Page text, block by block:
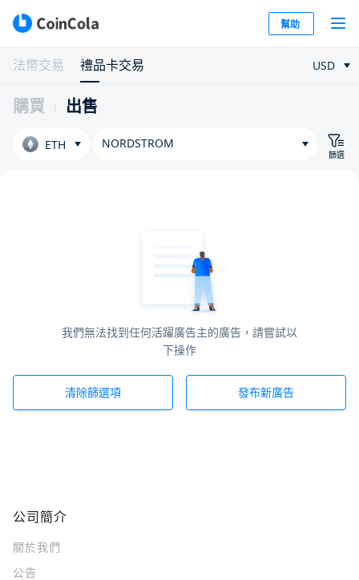
幫助
法幣交易 禮品卡交易 USD
購買 出售
ETH NORDSTROM
篩選
我們無法找到任何活躍廣告主的廣告，請嘗試以
下操作
清除篩選項 發布新廣告
公司簡介
關於我們
公告